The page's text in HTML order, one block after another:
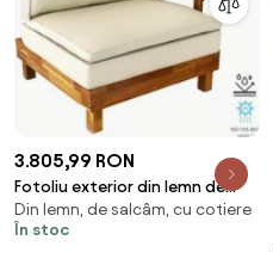
3.805,99 RON
Fotoliu exterior din lemn de
acacia, cu mâner lateral și
șezut waterproof din stofă,
Din lemn, de salcâm, cu cotiere
În stoc